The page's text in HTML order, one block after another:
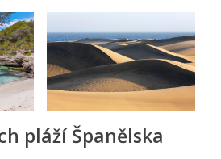
pláží Španělska